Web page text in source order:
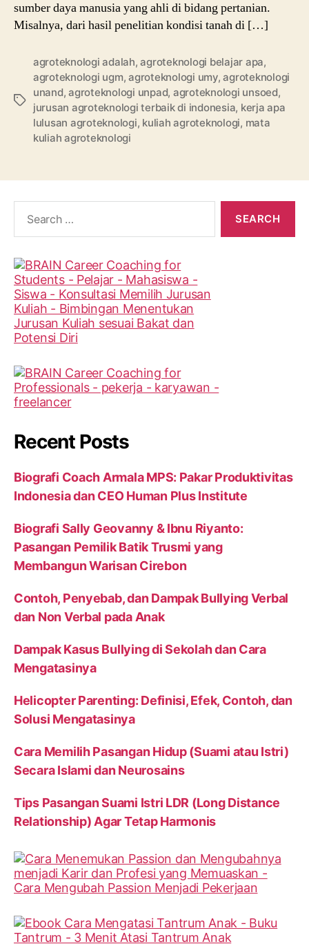
sumber daya manusia yang ahli di bidang pertanian.
Misalnya, dari hasil penelitian kondisi tanah di […]
Tags
agroteknologi adalah,agroteknologi belajar apa,
agroteknologi ugm,agroteknologi umy,agroteknologi
unand,agroteknologi unpad, agroteknologi unsoed,
jurusan agroteknologi terbaik di indonesia, kerja apa
lulusan agroteknologi, kuliah agroteknologi, mata
kuliah agroteknologi
Recent Posts
Biografi Coach Armala MPS: Pakar Produktivitas
Indonesia dan CEO Human Plus Institute
Biografi Sally Geovanny & Ibnu Riyanto:
Pasangan Pemilik Batik Trusmi yang
Membangun Warisan Cirebon
Contoh, Penyebab, dan Dampak Bullying Verbal
dan Non Verbal pada Anak
Dampak Kasus Bullying di Sekolah dan Cara
Mengatasinya
Helicopter Parenting: Definisi, Efek, Contoh, dan
Solusi Mengatasinya
Cara Memilih Pasangan Hidup (Suami atau Istri)
Secara Islami dan Neurosains
Tips Pasangan Suami Istri LDR (Long Distance
Relationship) Agar Tetap Harmonis